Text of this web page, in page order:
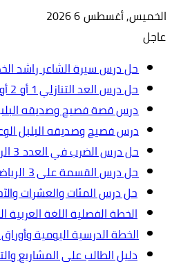
الخميس, أغسطس 6 2026
عاجل
حل درس سيرة الشاعر راشد
حل درس العد التنازلي 1 أو 2 أو 3 الرياضيات المتكاملة الصف الأول
درس قصة فصيح وصديقه
درس فصيح وصديقه البلبل
حل درس الضرب في العدد 3 الرياضيات المتكاملة الصف الثالث.ppt
حل درس القسمة على 3 الرياضيات المتكاملة الصف الثالث
حل درس المئات والعشرات
الخطة الفصلية اللغة العربية
الخطة الدرسية اليومية
دليل الطالب على المشاريع